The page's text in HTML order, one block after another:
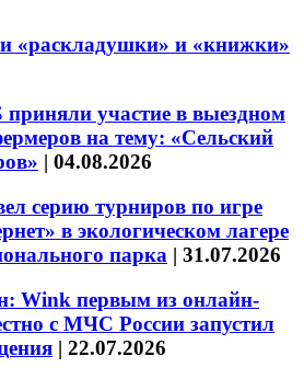
«раскладушки» и «книжки»
участие в выездном
на тему: «Сельский
| 04.08.2026
серию турниров по игре
в экологическом лагере
парка | 31.07.2026
Wink первым из онлайн-
с МЧС России запустил
| 22.07.2026